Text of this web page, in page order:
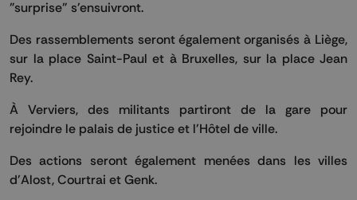
"surprise" s'ensuivront.
Des rassemblements seront également organisés à Liège,
sur la place Saint-Paul et à Bruxelles, sur la place Jean
Rey.
À Verviers, des militants partiront de la gare pour
rejoindre le palais de justice et l'Hôtel de ville.
Des actions seront également menées dans les villes
d'Alost, Courtrai et Genk.